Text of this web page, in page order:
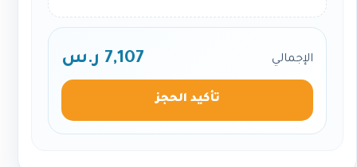
الإجمالي 7,107 ر.س
تأكيد الحجز